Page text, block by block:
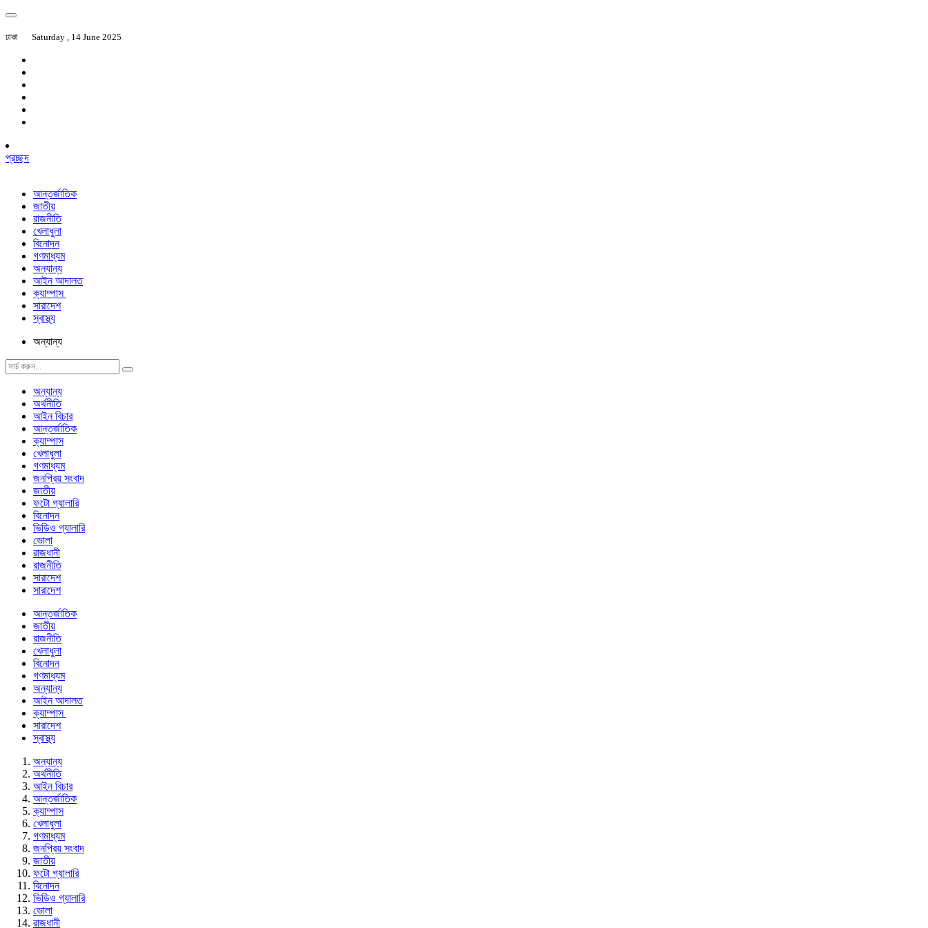
ঢাকা Saturday , 14 June 2025
প্রচ্ছদ
আন্তর্জাতিক
জাতীয়
রাজনীতি
খেলাধুলা
বিনোদন
গণমাধ্যম
অন্যান্য
আইন আদালত
ক্যাম্পাস
সারাদেশ
স্বাস্থ্য
অন্যান্য
অন্যান্য
অর্থনীতি
আইন বিচার
আন্তর্জাতিক
ক্যাম্পাস
খেলাধুলা
গণমাধ্যম
জনপ্রিয় সংবাদ
জাতীয়
ফটো গ্যালারি
বিনোদন
ভিডিও গ্যালারি
ভোলা
রাজধানী
রাজনীতি
সারাদেশ
সারাদেশ
আন্তর্জাতিক
জাতীয়
রাজনীতি
খেলাধুলা
বিনোদন
গণমাধ্যম
অন্যান্য
আইন আদালত
ক্যাম্পাস
সারাদেশ
স্বাস্থ্য
অন্যান্য
অর্থনীতি
আইন বিচার
আন্তর্জাতিক
ক্যাম্পাস
খেলাধুলা
গণমাধ্যম
জনপ্রিয় সংবাদ
জাতীয়
ফটো গ্যালারি
বিনোদন
ভিডিও গ্যালারি
ভোলা
রাজধানী